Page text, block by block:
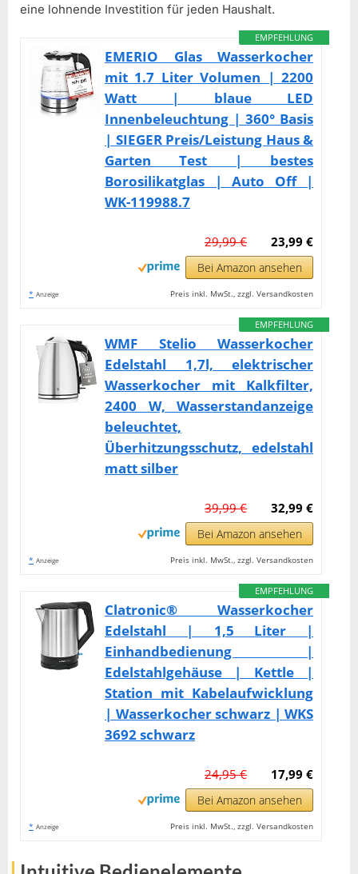
eine lohnende Investition für jeden Haushalt.
EMPFEHLUNG
EMERIO Glas Wasserkocher
mit 1.7 Liter Volumen | 2200
Watt | blaue LED
Innenbeleuchtung | 360° Basis
| SIEGER Preis/Leistung Haus &
Garten Test | bestes
Borosilikatglas | Auto Off |
WK-119988.7
23,99 €
29,99 €
Bei Amazon ansehen
* Anzeige Preis inkl. MwSt., zzgl. Versandkosten
EMPFEHLUNG
WMF Stelio Wasserkocher
Edelstahl 1,7l, elektrischer
Wasserkocher mit Kalkfilter,
2400 W, Wasserstandanzeige
beleuchtet,
Überhitzungsschutz, edelstahl
matt silber
32,99 €
39,99 €
Bei Amazon ansehen
* Anzeige Preis inkl. MwSt., zzgl. Versandkosten
EMPFEHLUNG
Clatronic® Wasserkocher
Edelstahl | 1,5 Liter |
Einhandbedienung |
Edelstahlgehäuse | Kettle |
Station mit Kabelaufwicklung
| Wasserkocher schwarz | WKS
3692 schwarz
17,99 €
24,95 €
Bei Amazon ansehen
* Anzeige Preis inkl. MwSt., zzgl. Versandkosten